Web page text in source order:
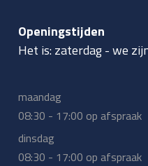
Openingstijden
Het is:zaterdag-we
maandag
08:30 - 17:00 op afspraak
dinsdag
08:30 - 17:00 op afspraak